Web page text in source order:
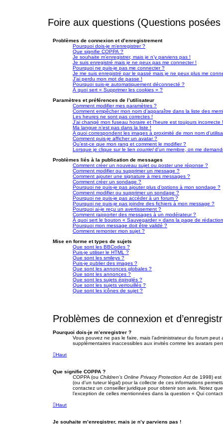
Foire aux questions (Questions
Problèmes de connexion et d’enregistrement
Pourquoi dois-je m’enregistrer ?
Que signifie COPPA ?
Je souhaite m’enregistrer, mais je n’y parviens pas !
Je suis enregistré mais je ne peux pas me connecter !
Pourquoi ne puis-je pas me connecter ?
Je me suis enregistré par le passé mais je ne peux plus me
J’ai perdu mon mot de passe !
Pourquoi suis-je automatiquement déconnecté ?
À quoi sert « Supprimer les cookies » ?
Paramètres et préférences de l’utilisateur
Comment modifier mes paramètres ?
Comment empêcher mon nom d’apparaître dans la liste des
Les heures ne sont pas correctes !
J’ai changé mon fuseau horaire et l’heure est toujours incorrecte !
Ma langue n’est pas dans la liste !
A quoi correspondent les images à proximité de mon nom
Comment puis-je afficher un avatar ?
Qu’est-ce que mon rang et comment le modifier ?
Lorsque je clique sur le lien courrield’un membre, on me
Problèmes liés à la publication de messages
Comment créer un nouveau sujet ou poster une réponse ?
Comment modifier ou supprimer un message ?
Comment ajouter une signature à mes messages ?
Comment créer un sondage ?
Pourquoi ne puis-je pas ajouter plus d’options à mon sondage ?
Comment modifier ou supprimer un sondage ?
Pourquoi ne puis-je pas accéder à un forum ?
Pourquoi ne puis-je pas joindre des fichiers à mon message ?
Pourquoi ai-je reçu un avertissement ?
Comment rapporter des messages à un modérateur ?
À quoi sert le bouton « Sauvegarder » dans la page de
Pourquoi mon message doit être validé ?
Comment remonter mon sujet ?
Mise en forme et types de sujets
Que sont les BBCodes ?
Puis-je utiliser le HTML ?
Que sont les smileys ?
Puis-je publier des images ?
Que sont les annonces globales ?
Que sont les annonces ?
Que sont les sujets épinglés ?
Que sont les sujets verrouillés ?
Que sont les icônes de sujet ?
Problèmes de connexion et
Pourquoi dois-je m’enregistrer ?
Vous pouvez ne pas le faire, mais l’administrateur du forum
supplémentaires inaccessibles aux invités comme les avatars
Haut
Que signifie COPPA ?
COPPA (ou Children’s Online Privacy Protection Act de 1998) est
(ou d’un tuteur légal) pour la collecte de ces informations
contactez un conseiller juridique pour obtenir son avis. Notez
l’exception de celles mentionnées dans la question « Qui
Haut
Je souhaite m’enregistrer, mais je n’y parviens pas !